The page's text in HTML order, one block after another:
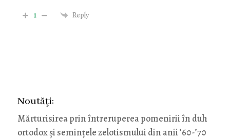
1 Reply
Noutăţi:
Mărturisirea prin întreruperea pomenirii în duh
ortodox și semințele zelotismului din anii ’60-’70